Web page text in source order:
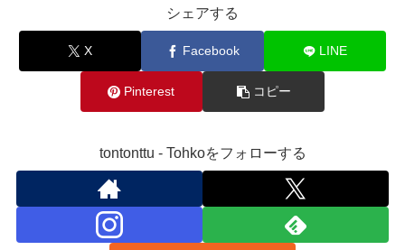
シェアする
X Facebook LINE
Pinterest コピー
tontonttu - Tohkoをフォローする